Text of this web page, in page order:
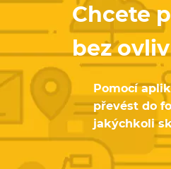
Chcete
bez
Pomocí
převést do
jakýchkoli